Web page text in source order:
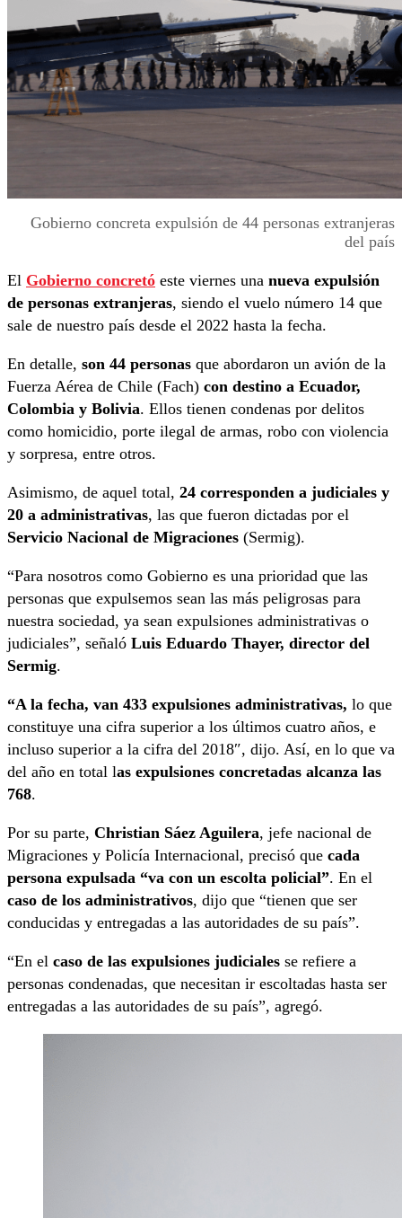
Gobierno concreta expulsión de 44 personas extranjeras
del país
El Gobierno concretó este viernes una nueva expulsión
de personas extranjeras, siendo el vuelo número 14 que
sale de nuestro país desde el 2022 hasta la fecha.
En detalle, son 44 personas que abordaron un avión de la
Fuerza Aérea de Chile (Fach) con destino a Ecuador,
Colombia y Bolivia. Ellos tienen condenas por delitos
como homicidio, porte ilegal de armas, robo con violencia
y sorpresa, entre otros.
Asimismo, de aquel total, 24 corresponden a judiciales y
20 a administrativas, las que fueron dictadas por el
Servicio Nacional de Migraciones (Sermig).
“Para nosotros como Gobierno es una prioridad que las
personas que expulsemos sean las más peligrosas para
nuestra sociedad, ya sean expulsiones administrativas o
judiciales”, señaló Luis Eduardo Thayer, director del
Sermig.
“A la fecha, van 433 expulsiones administrativas, lo que
constituye una cifra superior a los últimos cuatro años, e
incluso superior a la cifra del 2018″, dijo. Así, en lo que va
del año en total las expulsiones concretadas alcanza las
768.
Por su parte, Christian Sáez Aguilera, jefe nacional de
Migraciones y Policía Internacional, precisó que cada
persona expulsada “va con un escolta policial”. En el
caso de los administrativos, dijo que “tienen que ser
conducidas y entregadas a las autoridades de su país”.
“En el caso de las expulsiones judiciales se refiere a
personas condenadas, que necesitan ir escoltadas hasta ser
entregadas a las autoridades de su país”, agregó.